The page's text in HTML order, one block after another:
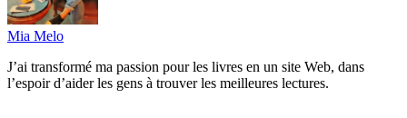
Mia Melo
J’ai transformé ma passion pour les livres en un site Web, dans
l’espoir d’aider les gens à trouver les meilleures lectures.